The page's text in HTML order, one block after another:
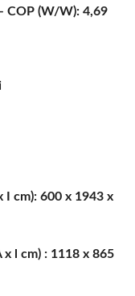
COP (W/W): 4,69
I cm): 600 x 1943 x
x l cm) : 1118 x 865